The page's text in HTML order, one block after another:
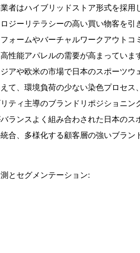
者はハイブリッドストア形式を採
ジーリテラシーの高い買い物客を引
ォームやバーチャルワークアウト
性能アパレルの需要が高まっていま
アや欧米の市場で日本のスポーツ
て、環境負荷の少ない染色プロセス
ティ主導のブランドリポジショニン
ランスよく組み合わされた日本のス
合、多様化する顧客層の強いブラン
とセグメンテーション: